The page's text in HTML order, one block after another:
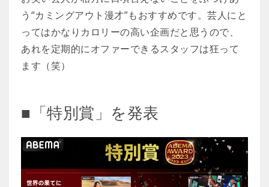
う“カミングアウト漫才”もおすすめです。芸人にと
ってはかなりカロリーの高い企画だと思うので、
あれを定期的にオファーできるスタッフは狂って
ます（笑）
■「特別賞」を発表